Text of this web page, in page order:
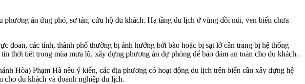
án ứng phó, sơ tán, cứu hộ du khách. Hạ tầng du lịch ở vùng đồi núi, ven biển chưa
đoan, các tỉnh, thành phố thường bị ảnh hưởng bởi bão hoặc bị sạt lở cần trang bị hệ thống
thời tiết trong mùa mưa lũ, xây dựng phương án dự phòng để bảo đảm an toàn cho du khách.
Hòa) Phạm Hà nêu ý kiến, các địa phương có hoạt động du lịch trên biển cần xây dựng hệ
du khách và doanh nghiệp du lịch.